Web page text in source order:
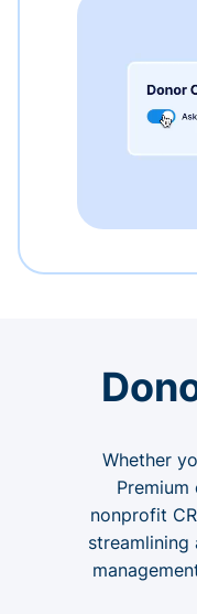
Whether
Premium
nonprofit